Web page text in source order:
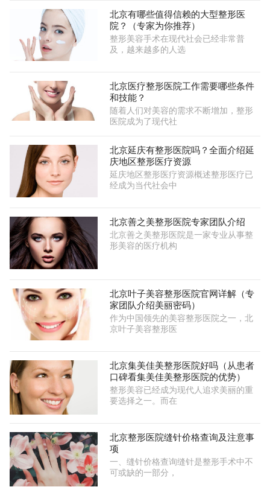
北京有哪些值得信赖的大型整形医
院？（专家为你推荐）
整形美容手术在现代社会已经非常普
及，越来越多的人选
北京医疗整形医院工作需要哪些条件
和技能？
随着人们对美容的需求不断增加，整形
医院成为了现代社
北京延庆有整形医院吗？全面介绍延
庆地区整形医疗资源
延庆地区整形医疗资源概述整形医疗已
经成为当代社会中
北京善之美整形医院专家团队介绍
北京善之美整形医院是一家专业从事整
形美容的医疗机构
北京叶子美容整形医院官网详解（专
家团队介绍美丽密码）
作为中国领先的美容整形医院之一，北
京叶子美容整形医
北京集美佳美整形医院好吗（从患者
口碑看集美佳美整形医院的优势）
整形美容已经成为现代人追求美丽的重
要选择之一。而在
北京整形医院缝针价格查询及注意事
项
一、缝针价格查询缝针是整形手术中不
可或缺的一部分，